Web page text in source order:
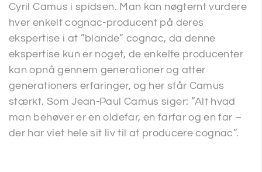
Cyril Camus i spidsen. Man kan nøgternt vurdere
hver enkelt cognac-producent på deres
ekspertise i at ”blande” cognac, da denne
ekspertise kun er noget, de enkelte producenter
kan opnå gennem generationer og atter
generationers erfaringer, og her står Camus
stærkt. Som Jean-Paul Camus siger: ”Alt hvad
man behøver er en oldefar, en farfar og en far –
der har viet hele sit liv til at producere cognac”.